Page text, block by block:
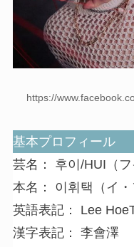
https://
基本プロフィール
芸名： 후이/HUI（フ
本名： 이휘택（イ・
英語表記： Lee
漢字表記： 李會澤